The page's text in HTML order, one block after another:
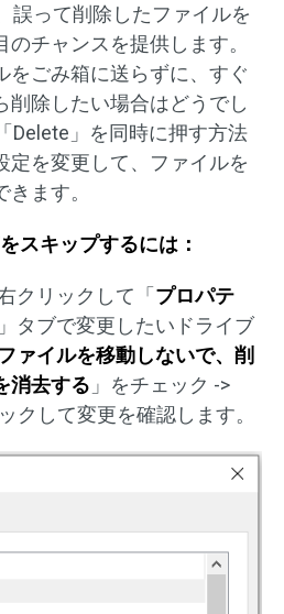
誤って削除したファイルを
チャンスを提供します。
をごみ箱に送らずに、すぐ
削除したい場合はどうでし
Delete」を同時に押す方法
定を変更して、ファイルを
ます。
スキップするには：
クリックして「 プロパテ
」タブで変更したいドライブ
ァイルを移動しないで、削
消去する 」をチェック ->
クして変更を確認します。